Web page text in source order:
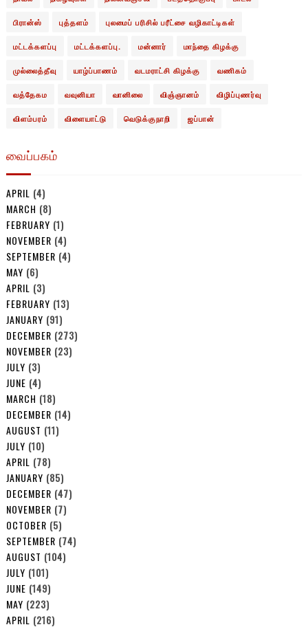
பிரான்ஸ் புத்தளம் புலமைப் பரிசில் பரீட்சை வழிகாட்டிகள்
மட்டக்களப்பு மட்டக்களப்பு. மன்னார் மாந்தை கிழக்கு
முல்லைத்தீவு யாழ்ப்பாணம் வடமராட்சி கிழக்கு வணிகம்
வத்தேகம வவுனியா வானிலை விஞ்ஞானம் விழிப்புணர்வு
விளம்பரம் விளையாட்டு வெடுக்குநாறி ஜப்பான்
வைப்பகம்
APRIL (4)
MARCH (8)
FEBRUARY (1)
NOVEMBER (4)
SEPTEMBER (4)
MAY (6)
APRIL (3)
FEBRUARY (13)
JANUARY (91)
DECEMBER (273)
NOVEMBER (23)
JULY (3)
JUNE (4)
MARCH (18)
DECEMBER (14)
AUGUST (11)
JULY (10)
APRIL (78)
JANUARY (85)
DECEMBER (47)
NOVEMBER (7)
OCTOBER (5)
SEPTEMBER (74)
AUGUST (104)
JULY (101)
JUNE (149)
MAY (223)
APRIL (216)